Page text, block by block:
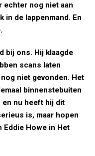
echter nog niet aan
in de lappenmand. En
bij ons. Hij klaagde
scans laten
niet gevonden. Het
binnenstebuiten
nu heeft hij dit
is, maar hopen
Eddie Howe in Het